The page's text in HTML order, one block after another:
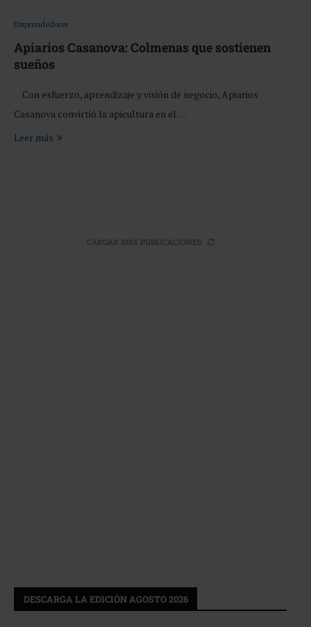
Emprendedores
Apiarios Casanova: Colmenas que sostienen
sueños
Con esfuerzo, aprendizaje y visión de negocio, Apiarios
Casanova convirtió la apicultura en el …
Leer más
CARGAR MÁS PUBLICACIONES
DESCARGA LA EDICIÓN AGOSTO 2026